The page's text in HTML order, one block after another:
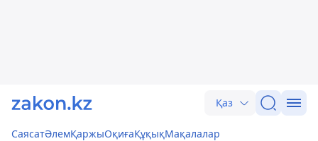
Қаз
СаясатӘлемҚаржыОқиғаҚұқықМақалалар